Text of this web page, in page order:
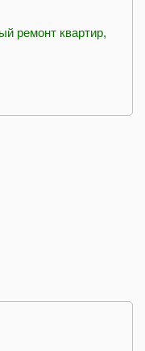
ремонт квартир,